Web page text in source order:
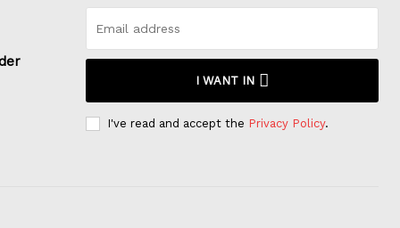
I WANT IN
I've read and accept the Privacy Policy.